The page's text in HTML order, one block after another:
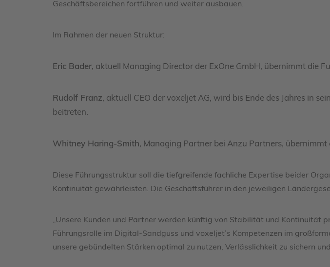
Geschäftsbereichen fortführen und weiter ausbauen.
Im Rahmen der neuen Struktur:
Eric Bader, aktuell Managing Director der ExOne GmbH, übernimmt die
Rudolf Franz, aktuell CEO der voxeljet AG, wird bis Ende des Jahres in
beitreten.
Whitney Haring-Smith, Managing Partner bei Anzu Partners, übernimmt
Diese Führungsstruktur soll die tiefgreifende fachliche Expertise beider
Kontinuität gewährleisten. Die Geschäftsführer in den jeweiligen
„Unsere Kunden und Partner werden künftig von Stabilität und Kontinuität
Führungsrolle im Digital-Sandguss und voxeljet’s Kompetenzen im
unsere gebündelten Stärken optimal zu nutzen, Verlässlichkeit zu sichern